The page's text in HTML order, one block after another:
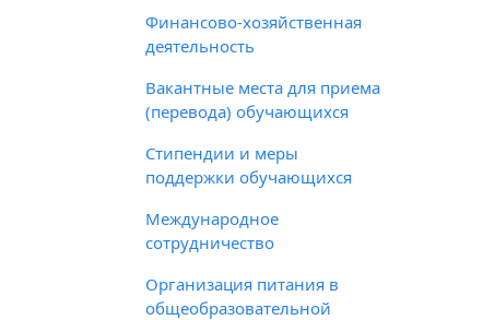
Финансово-хозяйственная
деятельность
Вакантные места для приема
(перевода) обучающихся
Стипендии и меры
поддержки обучающихся
Международное
сотрудничество
Организация питания в
общеобразовательной